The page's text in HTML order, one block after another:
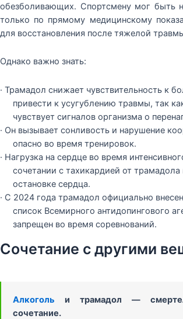
обезболивающих. Спортсмену мог быть
только по прямому медицинскому
для восстановления после тяжелой
Однако важно знать:
· Трамадол снижает чувствительность к
привести к усугублению травмы, так
чувствует сигналов организма о
· Он вызывает сонливость и нарушение
опасно во время тренировок.
· Нагрузка на сердце во время
сочетании с тахикардией от
остановке сердца.
· С 2024 года трамадол официально
список Всемирного антидопингового
запрещен во время соревнований.
Сочетание с другими
Алкоголь и трамадол —
сочетание.